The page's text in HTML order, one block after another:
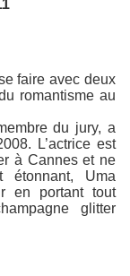
faire avec deux
romantisme au
du jury, a
L’actrice est
à Cannes et ne
étonnant, Uma
en portant tout
glitter